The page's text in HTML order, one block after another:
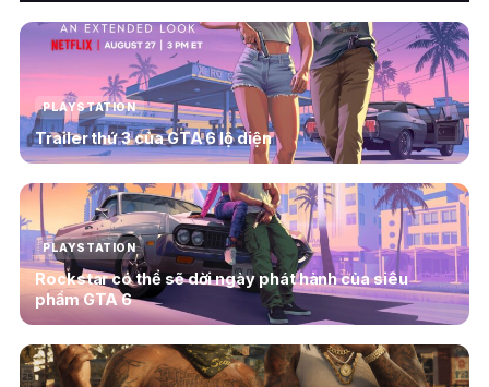
PLAYSTATION
Trailer thứ 3 của GTA 6 lộ diện
PLAYSTATION
Rockstar có thể sẽ dời ngày phát hành của siêu
phẩm GTA 6